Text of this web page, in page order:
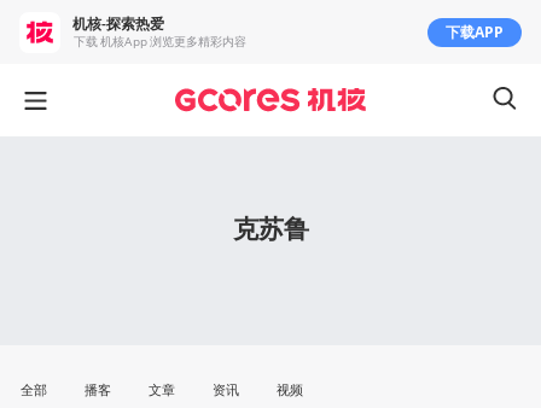
克苏鲁
全部 播客 文章 资讯 视频
机核-探索热爱
下载 机核App 浏览更多精彩内容 下载APP